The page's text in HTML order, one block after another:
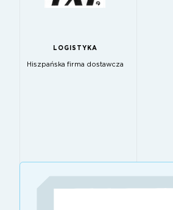
LOGISTYKA
Hiszpańska firma dostawcza